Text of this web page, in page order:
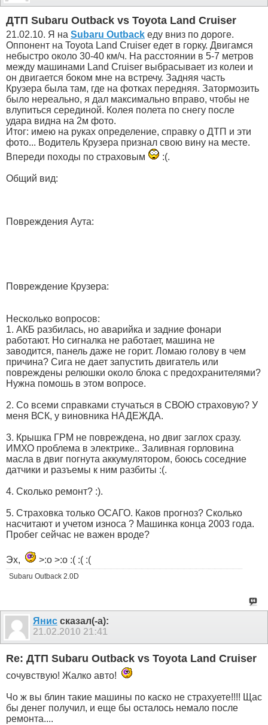
ДТП Subaru Outback vs Toyota Land Cruiser
21.02.10. Я на Subaru Outback еду вниз по дороге.
Оппонент на Toyota Land Cruiser едет в горку. Двигамся
небыстро около 30-40 км/ч. На расстоянии в 5-7 метров
между машинами Land Cruiser выбрасывает из колеи и
он двигается боком мне на встречу. Задняя часть
Крузера была там, где на фотках передняя. Затормозить
было нереально, я дал максимально вправо, чтобы не
влупиться серединой. Колея полета по снегу после
удара видна на 2м фото.
Итог: имею на руках определение, справку о ДТП и эти
фото... Водитель Крузера признал свою вину на месте.
Впереди походы по страховым
:(.
Общий вид:
Повреждения Аута:
Повреждение Крузера:
Несколько вопросов:
1. АКБ разбилась, но аварийка и задние фонари
работают. Но сигналка не работает, машина не
заводится, панель даже не горит. Ломаю голову в чем
причина? Сига не дает запустить двигатель или
повреждены релюшки около блока с предохранителями?
Нужна помошь в этом вопросе.
2. Со всеми справками стучаться в СВОЮ страховую? У
меня ВСК, у виновника НАДЕЖДА.
3. Крышка ГРМ не повреждена, но двиг заглох сразу.
ИМХО проблема в электрике.. Заливная горловина
масла в двиг погнута аккумулятором, боюсь соседние
датчики и разъемы к ним разбиты :(.
4. Сколько ремонт? :).
5. Страховка только ОСАГО. Каков прогноз? Сколько
насчитают и учетом износа ? Машинка конца 2003 года.
Пробег сейчас не важен вроде?
Эх, >:o >:o :( :( :(
Subaru Outback 2.0D
Янис сказал(-а):
21.02.2010 21:41
Re: ДТП Subaru Outback vs Toyota Land Cruiser
сочувствую! Жалко авто!
Чо ж вы блин такие машины по каско не страхуете!!!! Щас
бы денег получил, и еще бы осталось немало после
ремонта....